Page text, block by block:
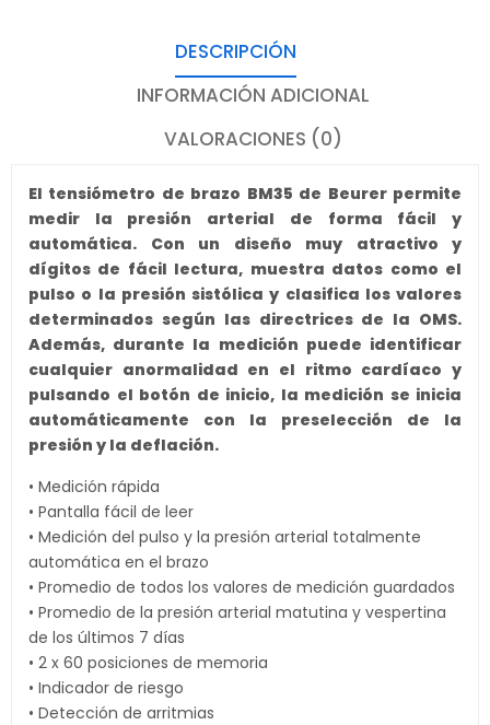
DESCRIPCIÓN
INFORMACIÓN ADICIONAL
VALORACIONES (0)
El tensiómetro de brazo BM35 de Beurer permite
medir la presión arterial de forma fácil y
automática. Con un diseño muy atractivo y
dígitos de fácil lectura, muestra datos como el
pulso o la presión sistólica y clasifica los valores
determinados según las directrices de la OMS.
Además, durante la medición puede identificar
cualquier anormalidad en el ritmo cardíaco y
pulsando el botón de inicio, la medición se inicia
automáticamente con la preselección de la
presión y la deflación.
• Medición rápida
• Pantalla fácil de leer
• Medición del pulso y la presión arterial totalmente
automática en el brazo
• Promedio de todos los valores de medición guardados
• Promedio de la presión arterial matutina y vespertina
de los últimos 7 días
• 2 x 60 posiciones de memoria
• Indicador de riesgo
• Detección de arritmias